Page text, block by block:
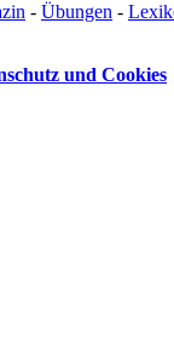
- Übungen -
und Cookies